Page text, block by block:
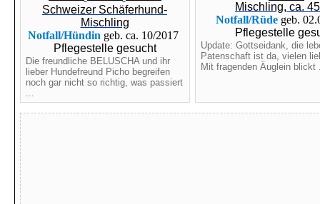
Schweizer Schäferhund-
Mischling
Notfall/Hündin geb. ca. 10/2017
Pflegestelle gesucht
Die freundliche BELUSCHA und ihr
lieber Hundefreund Picho begreifen
noch gar nicht so richtig, was passiert
...
Mischling, ca.
Notfall/Rüde geb.
Pflegestelle
Update: Gottseidank, die
Patenschaft ist da, vielen
Mit fragenden Äuglein blickt